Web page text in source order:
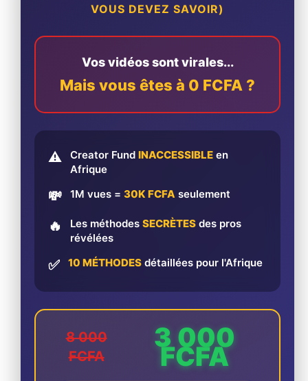
VOUS DEVEZ SAVOIR)
Vos vidéos sont virales...
Mais vous êtes à 0 FCFA ?
⚠️ Creator Fund INACCESSIBLE en
Afrique
💸 1M vues = 30K FCFA seulement
🔥 Les méthodes SECRÈTES des pros
révélées
✅ 10 MÉTHODES détaillées pour l'Afrique
8 000
FCFA
3 000
FCFA